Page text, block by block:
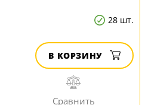
28 шт.
В КОРЗИНУ